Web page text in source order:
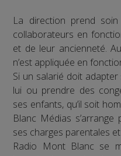
La direction prend
collaborateurs en
et de leur ancienneté.
n’est appliquée en
Si un salarié doit
lui ou prendre des
ses enfants, qu’il soit
Blanc Médias
ses charges parentales
Radio Mont Blanc se